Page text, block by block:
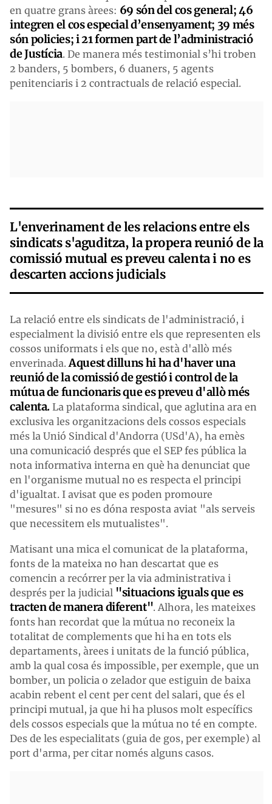
en quatre grans àrees: 69 són del cos general; 46
integren el cos especial d’ensenyament; 39 més
són policies; i 21 formen part de l’administració
de Justícia. De manera més testimonial s’hi troben
2 banders, 5 bombers, 6 duaners, 5 agents
penitenciaris i 2 contractuals de relació especial.
L'enverinament de les relacions entre els
sindicats s'aguditza, la propera reunió de la
comissió mutual es preveu calenta i no es
descarten accions judicials
La relació entre els sindicats de l'administració, i
especialment la divisió entre els que representen els
cossos uniformats i els que no, està d'allò més
enverinada. Aquest dilluns hi ha d'haver una
reunió de la comissió de gestió i control de la
mútua de funcionaris que es preveu d'allò més
calenta. La plataforma sindical, que aglutina ara en
exclusiva les organitzacions dels cossos especials
més la Unió Sindical d'Andorra (USd'A), ha emès
una comunicació després que el SEP fes pública la
nota informativa interna en què ha denunciat que
en l'organisme mutual no es respecta el principi
d'igualtat. I avisat que es poden promoure
"mesures" si no es dóna resposta aviat "als serveis
que necessitem els mutualistes".
Matisant una mica el comunicat de la plataforma,
fonts de la mateixa no han descartat que es
comencin a recórrer per la via administrativa i
després per la judicial "situacions iguals que es
tracten de manera diferent". Alhora, les mateixes
fonts han recordat que la mútua no reconeix la
totalitat de complements que hi ha en tots els
departaments, àrees i unitats de la funció pública,
amb la qual cosa és impossible, per exemple, que un
bomber, un policia o zelador que estiguin de baixa
acabin rebent el cent per cent del salari, que és el
principi mutual, ja que hi ha plusos molt específics
dels cossos especials que la mútua no té en compte.
Des de les especialitats (guia de gos, per exemple) al
port d'arma, per citar només alguns casos.